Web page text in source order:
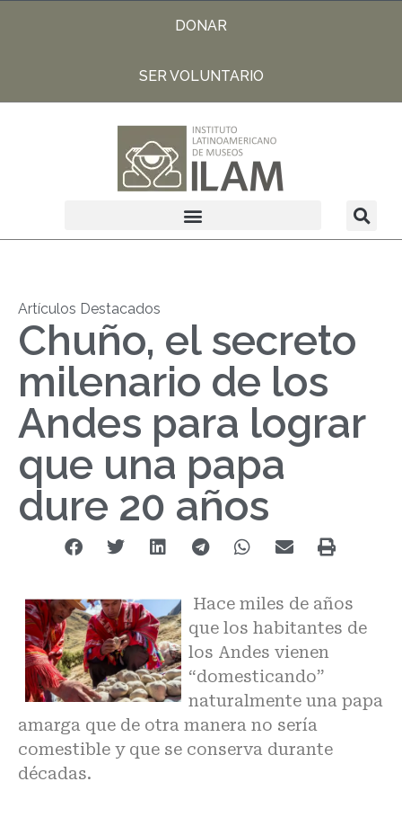
DONAR
SER VOLUNTARIO
Artículos Destacados
Chuño, el secreto
milenario de los
Andes para lograr
que una papa
dure 20 años
Hace miles de años
que los habitantes de
los Andes vienen
“domesticando”
naturalmente una papa
amarga que de otra manera no sería
comestible y que se conserva durante
décadas.